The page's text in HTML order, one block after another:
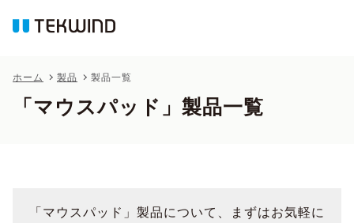
ホーム 製品 製品一覧
「マウスパッド」製品一覧
「マウスパッド」製品について、まずはお気軽に